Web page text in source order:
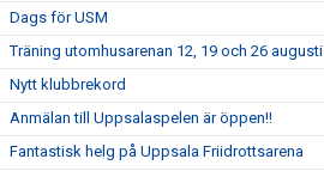
Dags för USM
Träning utomhusarenan 12, 19 och 26 augusti
Nytt klubbrekord
Anmälan till Uppsalaspelen är öppen!!
Fantastisk helg på Uppsala Friidrottsarena